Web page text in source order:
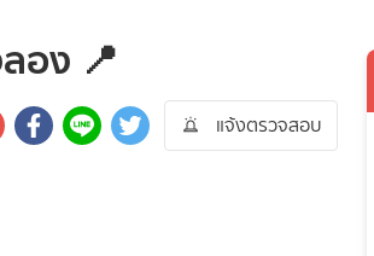
อง 📍
แจ้งตรวจสอบ